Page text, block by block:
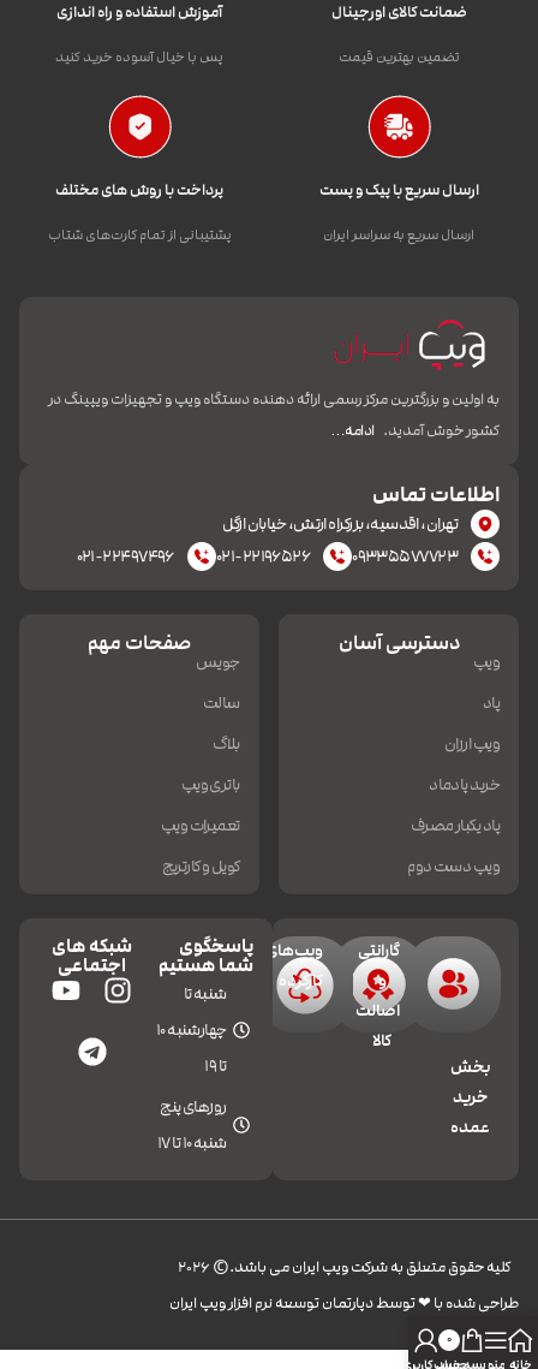
ضمانت کالای اورجینال
تضمین بهترین قیمت
آموزش استفاده و راه اندازی
پس با خیال آسوده خرید کنید
ارسال سریع با پیک و پست
ارسال سریع به سراسر ایران
پرداخت با روش های مختلف
پشتیبانی از تمام کارت‌های شتاب
به اولین و بزرگترین مرکز رسمی ارائه دهنده دستگاه ویپ و تجهیزات ویپینگ در
کشور خوش آمدید. ادامه…
اطلاعات تماس
تهران، اقدسیه، بزرکراه ارتش، خیابان ازگل
۰۹۳۳۵۵۷۷۷۲۳
۰۲۱-۲۲۱۹۶۵۲۶ ۰۲۱-۲۲۴۹۷۴۹۶
دسترسی آسان
ویپ
پاد
ویپ ارزان
خرید پادماد
پاد یکبار مصرف
ویپ دست دوم
صفحات مهم
جویس
سالت
بلاگ
باتری ویپ
تعمیرات ویپ
کویل و کارتریج
بخش
خرید
عمده
گارانتی
و
اصالت
کالا
ویپ‌های
کارکرده
پاسخگوی
شما هستیم
شنبه تا
چهارشنبه 10
تا 19
روزهای پنج
شنبه 10 تا 17
شبکه های
اجتماعی
کليه حقوق متعلق به شرکت ویپ ایران می باشد.© 2026
طراحی شده با ❤︎ توسط دپارتمان توسعه نرم افزار ویپ ایران
خانه منو
0
سبد خرید
حساب کاربری من